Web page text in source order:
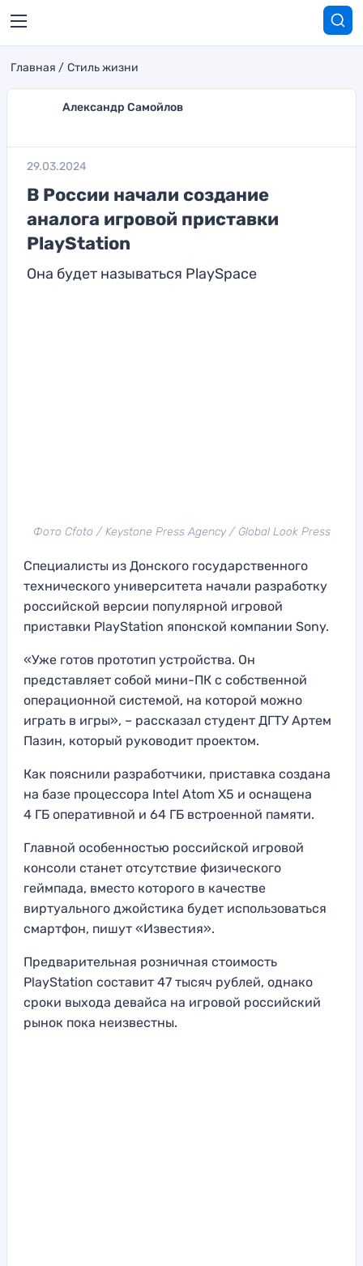
Главная Стиль жизни
Александр Самойлов
29.03.2024
В России начали создание
аналога игровой приставки
PlayStation
Она будет называться PlaySpace
Фото Cfoto / Keystone Press Agency / Global Look Press
Специалисты из Донского государственного
технического университета начали разработку
российской версии популярной игровой
приставки PlayStation японской компании Sony.
«Уже готов прототип устройства. Он
представляет собой мини-ПК с собственной
операционной системой, на которой можно
играть в игры», – рассказал студент ДГТУ Артем
Пазин, который руководит проектом.
Как пояснили разработчики, приставка создана
на базе процессора Intel Atom X5 и оснащена
4 ГБ оперативной и 64 ГБ встроенной памяти.
Главной особенностью российской игровой
консоли станет отсутствие физического
геймпада, вместо которого в качестве
виртуального джойстика будет использоваться
смартфон, пишут «Известия».
Предварительная розничная стоимость
PlayStation составит 47 тысяч рублей, однако
сроки выхода девайса на игровой российский
рынок пока неизвестны.